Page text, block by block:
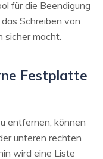
für die Beendigung
Schreiben von
macht.
Festplatte
entfernen, können
unteren rechten
wird eine Liste